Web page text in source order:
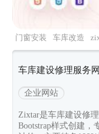
门窗安装 车库改造
车库建设修理服务
企业网站
Zixtar是车库建设修
Bootstrap样式创建，